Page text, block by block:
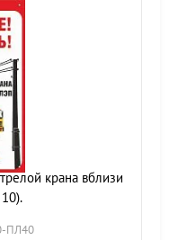
крана вблизи
ПЛ40